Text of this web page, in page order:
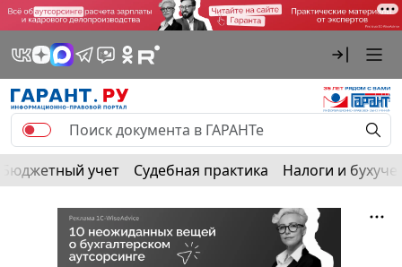
Бюджетный учет Судебная практика Налоги и